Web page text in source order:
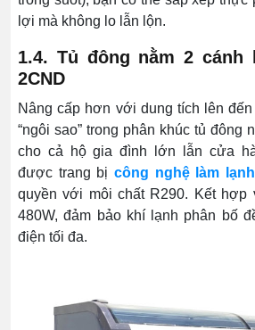
lợi mà không lo lẫn lộn.
1.4. Tủ đông nằm 2 cánh
2CND
Nâng cấp hơn với dung tích lên
“ngôi sao” trong phân khúc tủ đông
cho cả hộ gia đình lớn lẫn cửa
được trang bị công nghệ làm
quyền với môi chất R290. Kết hợp
480W, đảm bảo khí lạnh phân bố
điện tối đa.